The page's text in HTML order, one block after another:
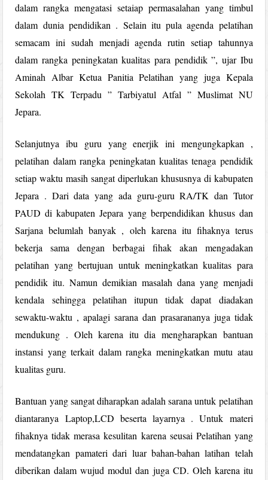
dalam rangka mengatasi setaiap permasalahan yang timbul
dalam dunia pendidikan . Selain itu pula agenda pelatihan
semacam ini sudah menjadi agenda rutin setiap tahunnya
dalam rangka peningkatan kualitas para pendidik ”, ujar Ibu
Aminah Albar Ketua Panitia Pelatihan yang juga Kepala
Sekolah TK Terpadu ” Tarbiyatul Atfal ” Muslimat NU
Jepara.
Selanjutnya ibu guru yang enerjik ini mengungkapkan ,
pelatihan dalam rangka peningkatan kualitas tenaga pendidik
setiap waktu masih sangat diperlukan khususnya di kabupaten
Jepara . Dari data yang ada guru-guru RA/TK dan Tutor
PAUD di kabupaten Jepara yang berpendidikan khusus dan
Sarjana belumlah banyak , oleh karena itu fihaknya terus
bekerja sama dengan berbagai fihak akan mengadakan
pelatihan yang bertujuan untuk meningkatkan kualitas para
pendidik itu. Namun demikian masalah dana yang menjadi
kendala sehingga pelatihan itupun tidak dapat diadakan
sewaktu-waktu , apalagi sarana dan prasarananya juga tidak
mendukung . Oleh karena itu dia mengharapkan bantuan
instansi yang terkait dalam rangka meningkatkan mutu atau
kualitas guru.
Bantuan yang sangat diharapkan adalah sarana untuk pelatihan
diantaranya Laptop,LCD beserta layarnya . Untuk materi
fihaknya tidak merasa kesulitan karena seusai Pelatihan yang
mendatangkan pamateri dari luar bahan-bahan latihan telah
diberikan dalam wujud modul dan juga CD. Oleh karena itu